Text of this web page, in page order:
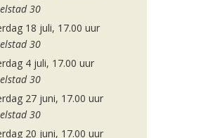
30
18 juli, 17.00 uur
30
4 juli, 17.00 uur
30
27 juni, 17.00 uur
30
20 juni, 17.00 uur